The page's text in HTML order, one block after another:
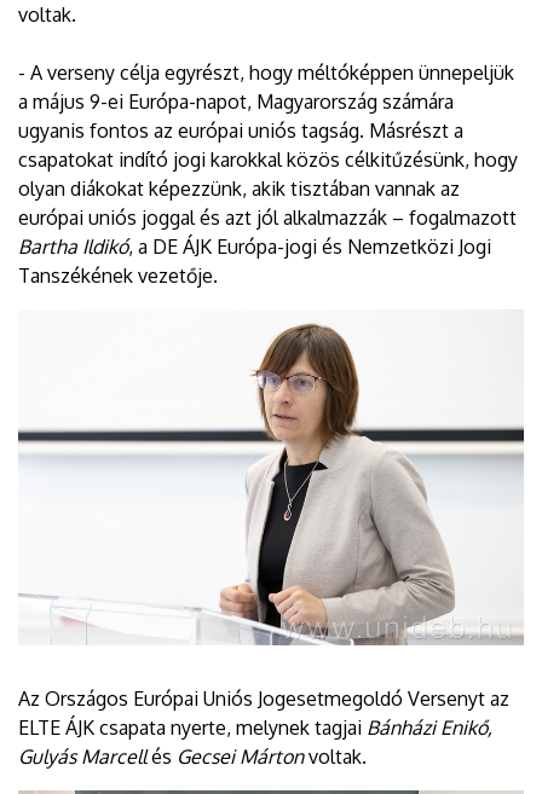
voltak.
- A verseny célja egyrészt, hogy méltóképpen ünnepeljük
a május 9-ei Európa-napot, Magyarország számára
ugyanis fontos az európai uniós tagság. Másrészt a
csapatokat indító jogi karokkal közös célkitűzésünk, hogy
olyan diákokat képezzünk, akik tisztában vannak az
európai uniós joggal és azt jól alkalmazzák – fogalmazott
Bartha Ildikó, a DE ÁJK Európa-jogi és Nemzetközi Jogi
Tanszékének vezetője.
Az Országos Európai Uniós Jogesetmegoldó Versenyt az
ELTE ÁJK csapata nyerte, melynek tagjai Bánházi Enikő,
Gulyás Marcellés Gecsei Mártonvoltak.